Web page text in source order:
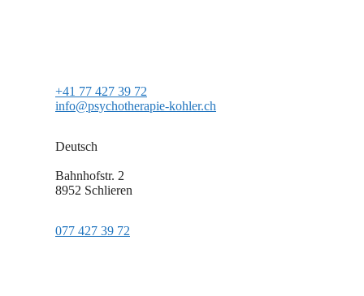
+41 77 427 39 72
info@psychotherapie-kohler.ch
Deutsch
Bahnhofstr. 2
8952 Schlieren
077 427 39 72